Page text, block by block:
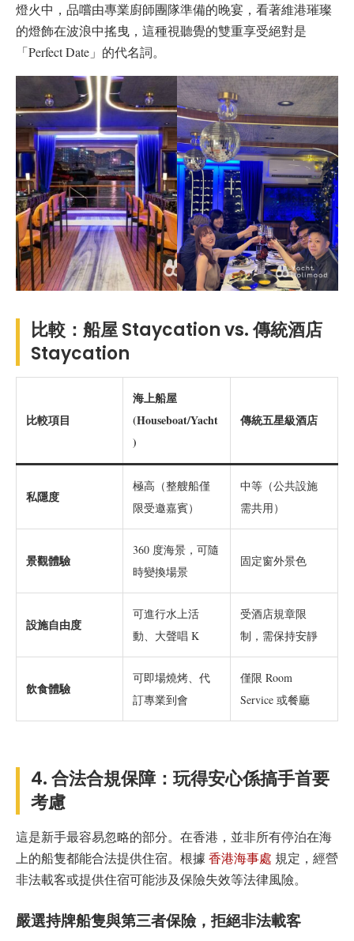
燈火中，品嚐由專業廚師團隊準備的晚宴，看著維港璀璨
的燈飾在波浪中搖曳，這種視聽覺的雙重享受絕對是
「Perfect Date」的代名詞。
比較：船屋 Staycation vs. 傳統酒店
Staycation
比較項目
海上船屋
(Houseboat/Yacht
)
傳統五星級酒店
私隱度
極高（整艘船僅
限受邀嘉賓）
中等（公共設施
需共用）
景觀體驗
360 度海景，可隨
時變換場景
固定窗外景色
設施自由度
可進行水上活
動、大聲唱 K
受酒店規章限
制，需保持安靜
飲食體驗
可即場燒烤、代
訂專業到會
僅限 Room
Service 或餐廳
4. 合法合規保障：玩得安心係搞手首要
考慮
這是新手最容易忽略的部分。在香港，並非所有停泊在海
上的船隻都能合法提供住宿。根據 香港海事處 規定，經營
非法載客或提供住宿可能涉及保險失效等法律風險。
嚴選持牌船隻與第三者保險，拒絕非法載客